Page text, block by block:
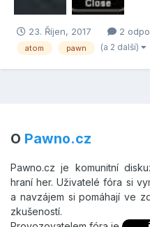
23. Říjen, 2017 2
atom pawn (a 2 další)
O Pawno.cz
Pawno.cz je komunitní
hraní her. Uživatelé fóra si
a navzájem si pomáhají ve
zkušeností.